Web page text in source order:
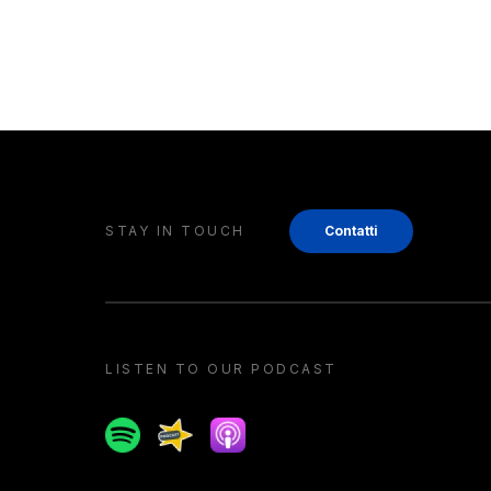
STAY IN TOUCH Contatti
LISTEN TO OUR PODCAST
SpotifySpreakerApple podcast